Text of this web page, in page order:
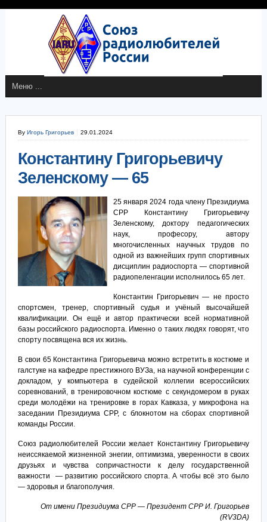
By Игорь Григорьев 29.01.2024
Константину Григорьевичу
Зеленскому — 65
25 января 2024 года члену Президиума
СРР Константину Григорьевичу
Зеленскому, доктору педагогических
наук, професору, автору
многочисленных научных трудов по
одной из важнейших групп спортивных
дисциплин радиоспорта — спортивной
радиопеленгации исполнилось 65 лет.
Константин Григорьевич — не просто
спортсмен, тренер, спортивный судья и учёный высочайшей
квалификации. Он ещё и автор практически всей нормативной
базы российского радиоспорта. Именно о таких людях говорят, что
спорту посвящена вся их жизнь.
В свои 65 Константина Григорьевича можно встретить в костюме и
галстуке на кафедре престижного ВУЗа, на научной конференции с
докладом, у компьютера в судейской коллегии всероссийских
соревнований, в тренировочном костюме с секундомером в руках
среди молодёжи на тренировке в горах Кавказа, у микрофона на
заседании Президиума СРР, с блокнотом на сборах спортивной
команды России.
Союз радиолюбителей России желает Константину Григорьевичу
неиссякаемой жизненной энегии, оптимизма, уверенности в своих
друзьях и чувства сопричастности к делу государственной
важности — развитию российского спорта. А чтобы всё это было
— здоровья и благополучия.
От имени Президиума СРР — Президент СРР И. Григорьев
(RV3DA)